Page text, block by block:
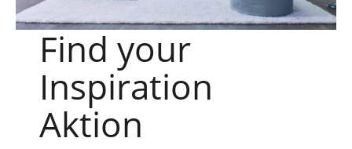
Find your
Inspiration
Aktion